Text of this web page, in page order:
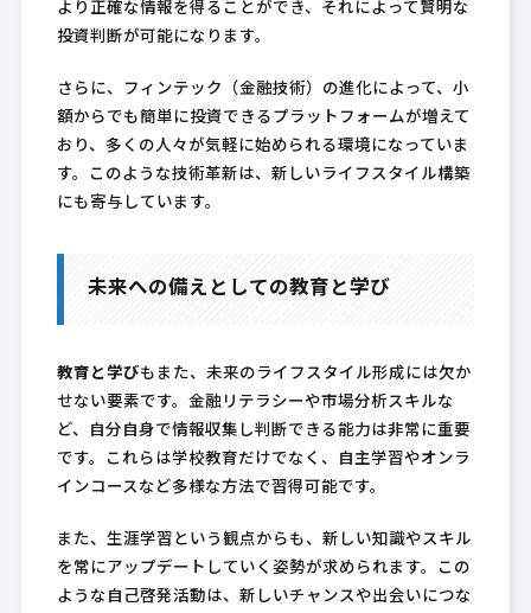
より正確な情報を得ることができ、それによって賢明な
投資判断が可能になります。
さらに、フィンテック（金融技術）の進化によって、小
額からでも簡単に投資できるプラットフォームが増えて
おり、多くの人々が気軽に始められる環境になっていま
す。このような技術革新は、新しいライフスタイル構築
にも寄与しています。
未来への備えとしての教育と学び
教育と学びもまた、未来のライフスタイル形成には欠か
せない要素です。金融リテラシーや市場分析スキルな
ど、自分自身で情報収集し判断できる能力は非常に重要
です。これらは学校教育だけでなく、自主学習やオンラ
インコースなど多様な方法で習得可能です。
また、生涯学習という観点からも、新しい知識やスキル
を常にアップデートしていく姿勢が求められます。この
ような自己啓発活動は、新しいチャンスや出会いにつな